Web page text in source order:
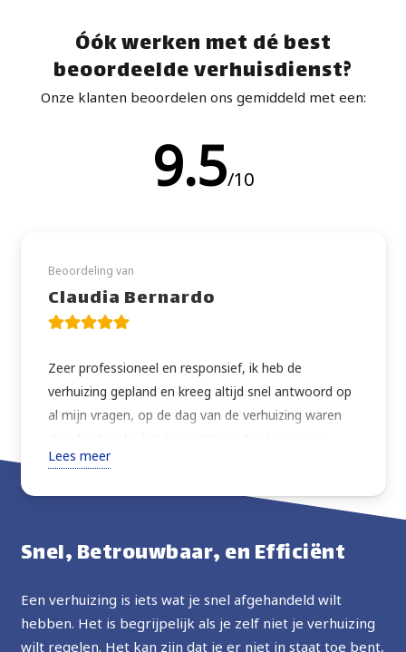
Óók werken met dé best
beoordeelde verhuisdienst?
Onze klanten beoordelen ons gemiddeld met een:
9.5/10
Beoordeling van
Claudia Bernardo
Zeer professioneel en responsief, ik heb de
verhuizing gepland en kreeg altijd snel antwoord op
al mijn vragen, op de dag van de verhuizing waren
de arbeiders bij het huis volgens de planning en
verhuisden alles wat ik vroeg met extra zorg. Zeer
over de beste manier om verder te gaan. Goede
de service opnieuw gebruiken.
Lees meer
Snel, Betrouwbaar, en Efficiënt
Een verhuizing is iets wat je snel afgehandeld wilt
hebben. Het is begrijpelijk als je zelf niet je verhuizing
wilt regelen. Het kan zijn dat je er niet in staat toe bent,